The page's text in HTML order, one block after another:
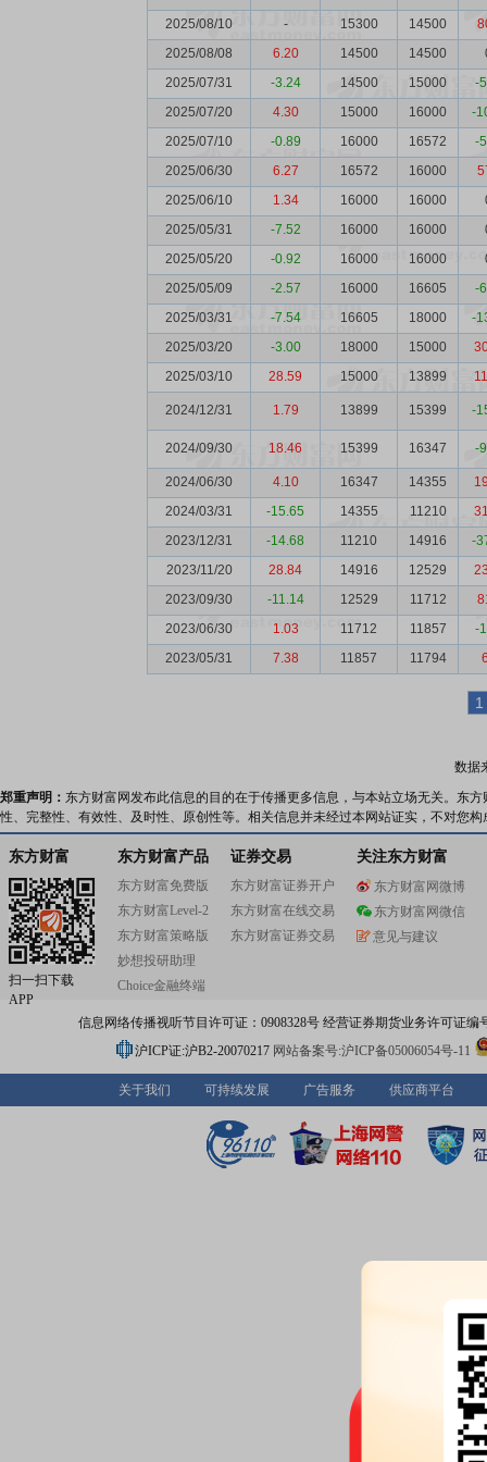
2025/08/10
- 15300 14500
2025/08/08
6.20 14500 14500
2025/07/31
-3.24 14500 15000
-
2025/07/20
4.30 15000 16000
-
2025/07/10
-0.89 16000 16572
-
2025/06/30
6.27 16572 16000
2025/06/10
1.34 16000 16000
2025/05/31
-7.52 16000 16000
2025/05/20
-0.92 16000 16000
2025/05/09
-2.57 16000 16605
-
2025/03/31
-7.54 16605 18000
-
2025/03/20
-3.00 18000 15000
2025/03/10
28.59 15000 13899
2024/12/31 1.79 13899 15399 -
2024/09/30 18.46 15399 16347 -
2024/06/30 4.10 16347 14355
2024/03/31
-15.65 14355 11210
2023/12/31
-14.68 11210 14916
-
2023/11/20
28.84 14916 12529
2023/09/30
-11.14 12529 11712
2023/06/30
1.03 11712 11857
-
2023/05/31
7.38 11857 11794
1
数据
郑重声明： 东方财富网发布此信息的目的在于传播更多信息，与本站立场无关。东
性、完整性、有效性、及时性、原创性等。相关信息并未经过本网站证实，不对您
东方财富
扫一扫下载
APP
东方财富产品
东方财富免费版
东方财富Level-2
东方财富策略版
妙想投研助理
Choice金融终端
证券交易
东方财富证券开户
东方财富在线交易
东方财富证券交易
关注东方财富
东方财富网微博
东方财富网微信
意见与建议
信息网络传播视听节目许可证：0908328号 经营证券期货业务许可证编
沪ICP证:沪B2-20070217 网站备案号:沪ICP备05006054号-11
关于我们 可持续发展 广告服务 供应商平台